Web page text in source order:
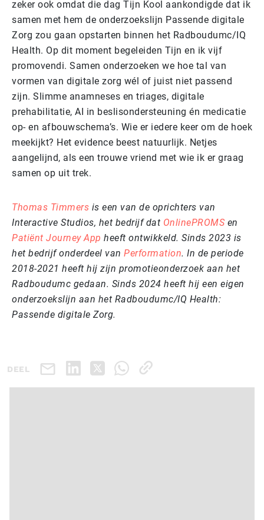
zeker ook omdat die dag Tijn Kool aankondigde dat ik
samen met hem de onderzoekslijn Passende digitale
Zorg zou gaan opstarten binnen het Radboudumc/IQ
Health. Op dit moment begeleiden Tijn en ik vijf
promovendi. Samen onderzoeken we hoe tal van
vormen van digitale zorg wél of juist niet passend
zijn. Slimme anamneses en triages, digitale
prehabilitatie, AI in beslisondersteuning én medicatie
op- en afbouwschema’s. Wie er iedere keer om de hoek
meekijkt? Het evidence beest natuurlijk. Netjes
aangelijnd, als een trouwe vriend met wie ik er graag
samen op uit trek.
Thomas Timmers is een van de oprichters van
Interactive Studios, het bedrijf dat OnlinePROMS en
Patiënt Journey App heeft ontwikkeld. Sinds 2023 is
het bedrijf onderdeel van Performation. In de periode
2018-2021 heeft hij zijn promotieonderzoek aan het
Radboudumc gedaan. Sinds 2024 heeft hij een eigen
onderzoekslijn aan het Radboudumc/IQ Health:
Passende digitale Zorg.
DEEL